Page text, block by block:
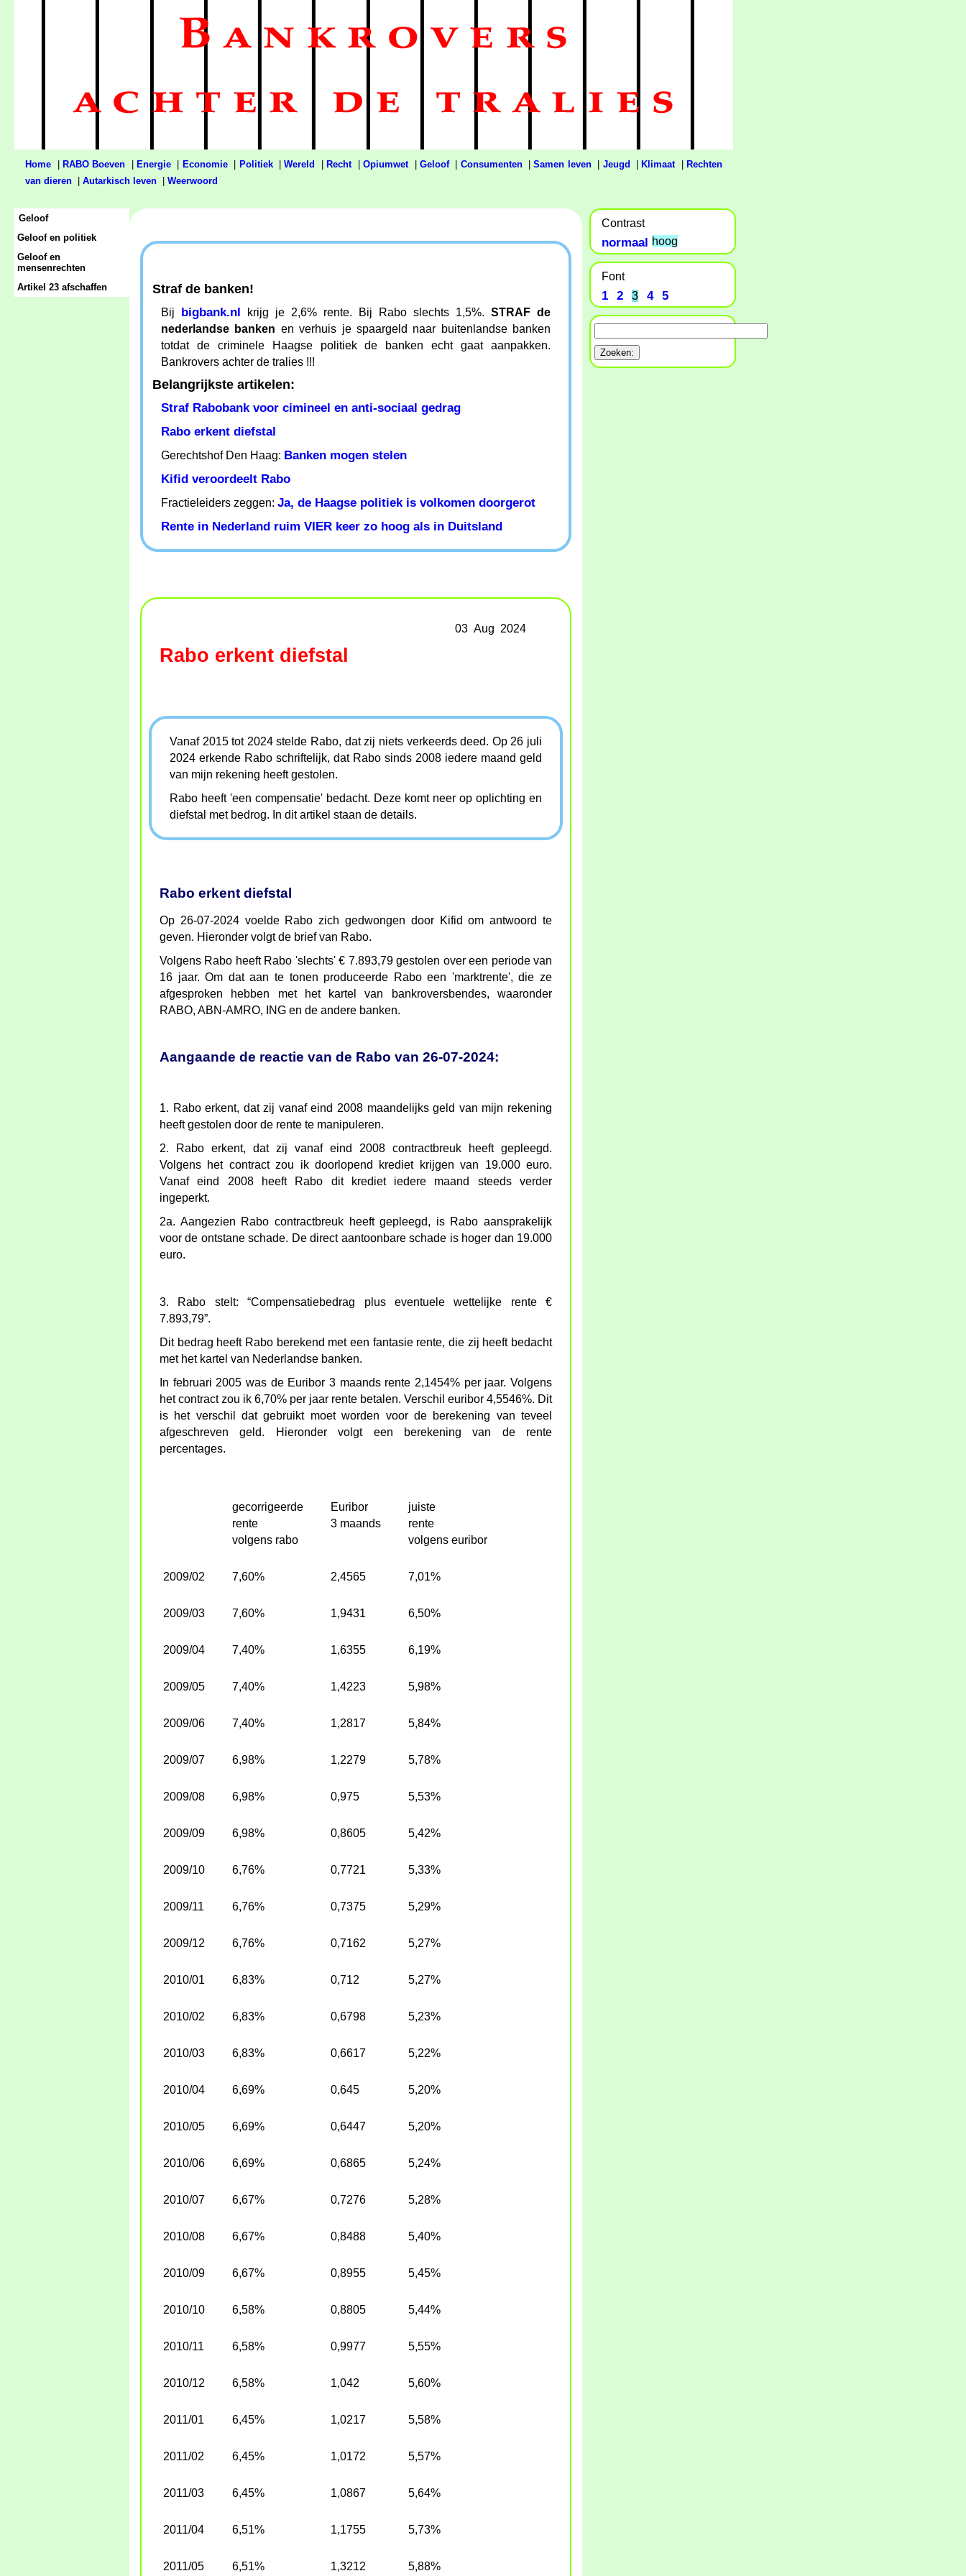
Home RABO Boeven Energie| Economie| Politiek|Wereld Recht| Opiumwet| Geloof| Consumenten|Samen leven| Jeugd Klimaat|
Rechten
van dieren
Autarkisch leven Weerwoord
Straf de banken!
Bij bigbank.nl krijg je 2,6% rente. Bij Rabo slechts 1,5%. STRAF de
nederlandse banken en verhuis je spaargeld naar buitenlandse banken
totdat de criminele Haagse politiek de banken echt gaat aanpakken.
Bankrovers achter de tralies !!!
Belangrijkste artikelen:
Straf Rabobank voor cimineel en anti-sociaal gedrag
Rabo erkent diefstal
Gerechtshof Den Haag: Banken mogen stelen
Kifid veroordeelt Rabo
Fractieleiders zeggen: Ja, de Haagse politiek is volkomen doorgerot
Rente in Nederland ruim VIER keer zo hoog als in Duitsland
03 Aug 2024
Rabo erkent diefstal
Vanaf 2015 tot 2024 stelde Rabo, dat zij niets verkeerds deed. Op 26 juli
2024 erkende Rabo schriftelijk, dat Rabo sinds 2008 iedere maand geld
van mijn rekening heeft gestolen.
Rabo heeft 'een compensatie' bedacht. Deze komt neer op oplichting en
diefstal met bedrog. In dit artikel staan de details.
Rabo erkent diefstal
Op 26-07-2024 voelde Rabo zich gedwongen door Kifid om antwoord te
geven. Hieronder volgt de brief van Rabo.
Volgens Rabo heeft Rabo 'slechts' € 7.893,79 gestolen over een periode van
16 jaar. Om dat aan te tonen produceerde Rabo een 'marktrente', die ze
afgesproken hebben met het kartel van bankroversbendes, waaronder
RABO, ABN-AMRO, ING en de andere banken.
Aangaande de reactie van de Rabo van 26-07-2024:
1. Rabo erkent, dat zij vanaf eind 2008 maandelijks geld van mijn rekening
heeft gestolen door de rente te manipuleren.
2. Rabo erkent, dat zij vanaf eind 2008 contractbreuk heeft gepleegd.
Volgens het contract zou ik doorlopend krediet krijgen van 19.000 euro.
Vanaf eind 2008 heeft Rabo dit krediet iedere maand steeds verder
ingeperkt.
2a. Aangezien Rabo contractbreuk heeft gepleegd, is Rabo aansprakelijk
voor de ontstane schade. De direct aantoonbare schade is hoger dan 19.000
euro.
3. Rabo stelt: “Compensatiebedrag plus eventuele wettelijke rente €
7.893,79”.
Dit bedrag heeft Rabo berekend met een fantasie rente, die zij heeft bedacht
met het kartel van Nederlandse banken.
In februari 2005 was de Euribor 3 maands rente 2,1454% per jaar. Volgens
het contract zou ik 6,70% per jaar rente betalen. Verschil euribor 4,5546%. Dit
is het verschil dat gebruikt moet worden voor de berekening van teveel
afgeschreven geld. Hieronder volgt een berekening van de rente
percentages.
gecorrigeerde
rente
volgens rabo
Euribor
3 maands
juiste
rente
volgens euribor
2009/02 7,60% 2,4565 7,01%
2009/03 7,60% 1,9431 6,50%
2009/04 7,40% 1,6355 6,19%
2009/05 7,40% 1,4223 5,98%
2009/06 7,40% 1,2817 5,84%
2009/07 6,98% 1,2279 5,78%
2009/08 6,98% 0,975 5,53%
2009/09 6,98% 0,8605 5,42%
2009/10 6,76% 0,7721 5,33%
2009/11 6,76% 0,7375 5,29%
2009/12 6,76% 0,7162 5,27%
2010/01 6,83% 0,712 5,27%
2010/02 6,83% 0,6798 5,23%
2010/03 6,83% 0,6617 5,22%
2010/04 6,69% 0,645 5,20%
2010/05 6,69% 0,6447 5,20%
2010/06 6,69% 0,6865 5,24%
2010/07 6,67% 0,7276 5,28%
2010/08 6,67% 0,8488 5,40%
2010/09 6,67% 0,8955 5,45%
2010/10 6,58% 0,8805 5,44%
2010/11 6,58% 0,9977 5,55%
2010/12 6,58% 1,042 5,60%
2011/01 6,45% 1,0217 5,58%
2011/02 6,45% 1,0172 5,57%
2011/03 6,45% 1,0867 5,64%
2011/04 6,51% 1,1755 5,73%
2011/05 6,51% 1,3212 5,88%
Geloof
Geloof en politiek
Geloof en
mensenrechten
Artikel 23 afschaffen
Contrast
normaal hoog
Font
1 2 3 4 5